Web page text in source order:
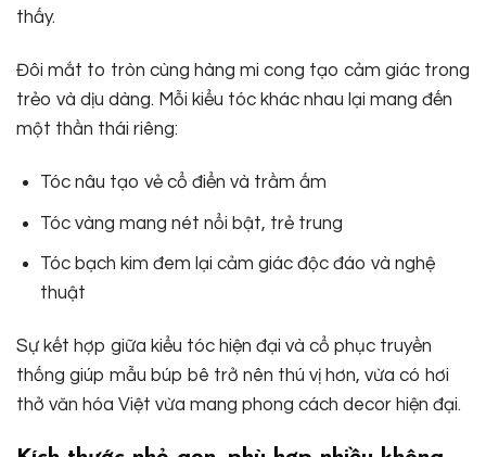
thấy.
Đôi mắt to tròn cùng hàng mi cong tạo cảm giác trong
trẻo và dịu dàng. Mỗi kiểu tóc khác nhau lại mang đến
một thần thái riêng:
Tóc nâu tạo vẻ cổ điển và trầm ấm
Tóc vàng mang nét nổi bật, trẻ trung
Tóc bạch kim đem lại cảm giác độc đáo và nghệ
thuật
Sự kết hợp giữa kiểu tóc hiện đại và cổ phục truyền
thống giúp mẫu búp bê trở nên thú vị hơn, vừa có hơi
thở văn hóa Việt vừa mang phong cách decor hiện đại.